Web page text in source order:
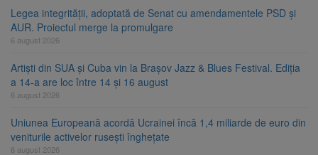
Legea integrității, adoptată de Senat cu amendamentele PSD și
AUR. Proiectul merge la promulgare
6 august 2026
Artiști din SUA și Cuba vin la Brașov Jazz & Blues Festival. Ediția
a 14-a are loc între 14 și 16 august
6 august 2026
Uniunea Europeană acordă Ucrainei încă 1,4 miliarde de euro din
veniturile activelor rusești înghețate
6 august 2026